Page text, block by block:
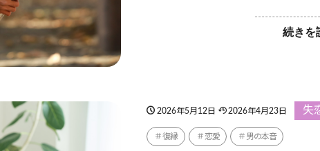
続きを
2026年5月12日 2026年4月23日 失
復縁 恋愛 男の本音